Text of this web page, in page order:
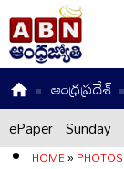
ఆంధ్రప్రదేశ్
ePaper Sunday
HOME»PHOTOS